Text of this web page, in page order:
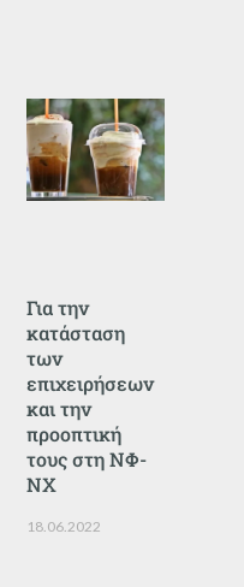
Για την
κατάσταση
των
επιχειρήσεων
και την
προοπτική
τους στη ΝΦ-
ΝΧ
18.06.2022